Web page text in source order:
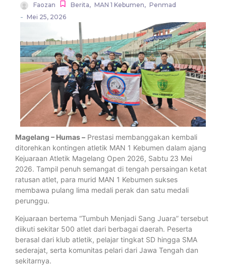
Faozan Berita, MAN 1 Kebumen, Penmad
- Mei 25, 2026
Magelang – Humas – Prestasi membanggakan kembali
ditorehkan kontingen atletik MAN 1 Kebumen dalam ajang
Kejuaraan Atletik Magelang Open 2026, Sabtu 23 Mei
2026. Tampil penuh semangat di tengah persaingan ketat
ratusan atlet, para murid MAN 1 Kebumen sukses
membawa pulang lima medali perak dan satu medali
perunggu.
Kejuaraan bertema “Tumbuh Menjadi Sang Juara” tersebut
diikuti sekitar 500 atlet dari berbagai daerah. Peserta
berasal dari klub atletik, pelajar tingkat SD hingga SMA
sederajat, serta komunitas pelari dari Jawa Tengah dan
sekitarnya.